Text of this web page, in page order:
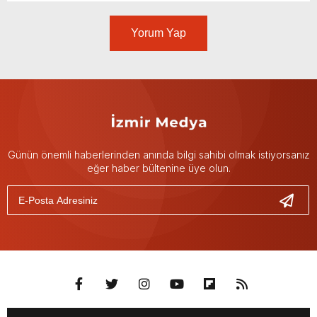
Yorum Yap
Günün önemli haberlerinden anında bilgi sahibi olmak istiyorsanız
eğer haber bültenine üye olun.